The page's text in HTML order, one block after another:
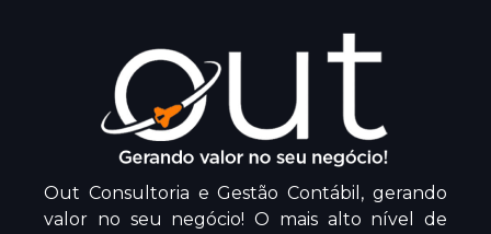
Out Consultoria e Gestão Contábil, gerando
valor no seu negócio! O mais alto nível de